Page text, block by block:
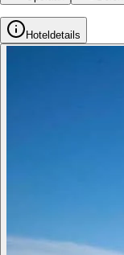
Hoteldetails